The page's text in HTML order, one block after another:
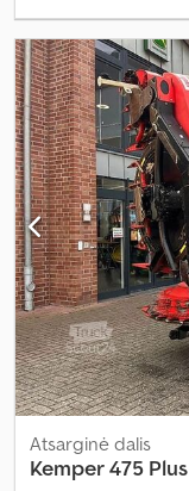
Atsarginė dalis
Kemper475 Plus